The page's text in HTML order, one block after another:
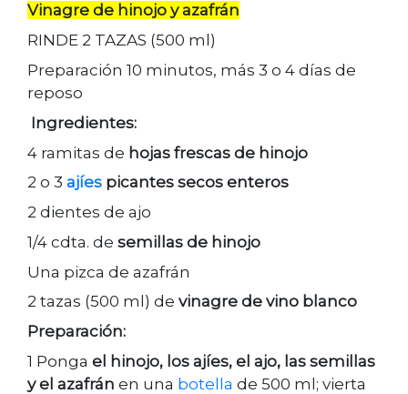
Vinagre de hinojo y azafrán
RINDE 2 TAZAS (500 ml)
Preparación 10 minutos, más 3 o 4 días de
reposo
Ingredientes:
4 ramitas de hojas frescas de hinojo
2 o 3 ajíes picantes secos enteros
2 dientes de ajo
1/4 cdta. de semillas de hinojo
Una pizca de azafrán
2 tazas (500 ml) de vinagre de vino blanco
Preparación:
1 Ponga el hinojo, los ajíes, el ajo, las semillas
y el azafrán en una botella de 500 ml; vierta